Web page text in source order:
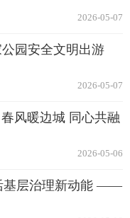
2026-05-07
园安全文明出游
2026-05-07
风暖边城 同心共融
2026-05-06
基层治理新动能 ——